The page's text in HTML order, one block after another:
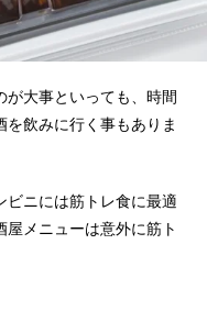
が大事といっても、時間
飲みに行く事もありま
ビニには筋トレ食に最適
メニューは意外に筋ト